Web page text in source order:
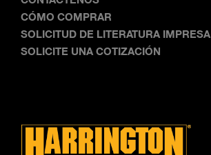
CÓMO COMPRAR
SOLICITUD DE LITERATURA IMPRESA
SOLICITE UNA COTIZACIÓN